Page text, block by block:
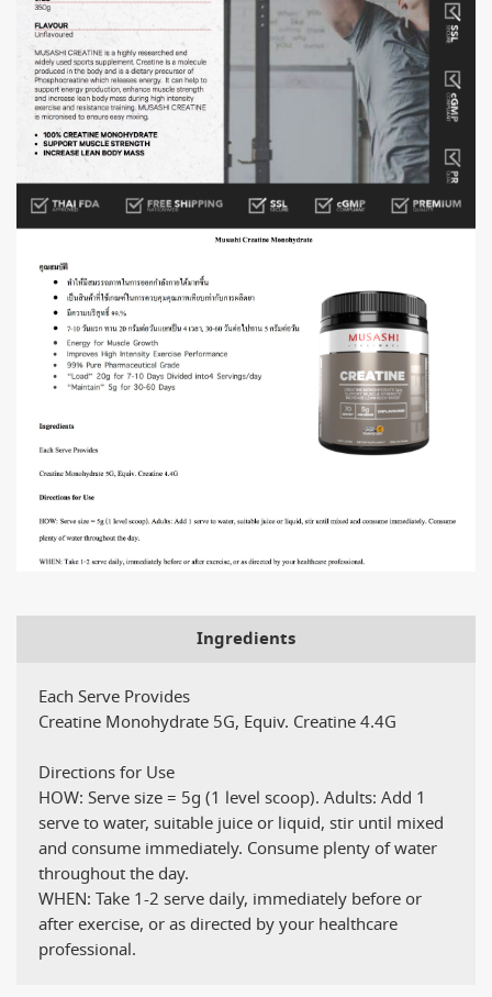
Ingredients
Each Serve Provides
Creatine Monohydrate 5G, Equiv. Creatine 4.4G
Directions for Use
HOW: Serve size = 5g (1 level scoop). Adults: Add 1
serve to water, suitable juice or liquid, stir until mixed
and consume immediately. Consume plenty of water
throughout the day.
WHEN: Take 1-2 serve daily, immediately before or
after exercise, or as directed by your healthcare
professional.